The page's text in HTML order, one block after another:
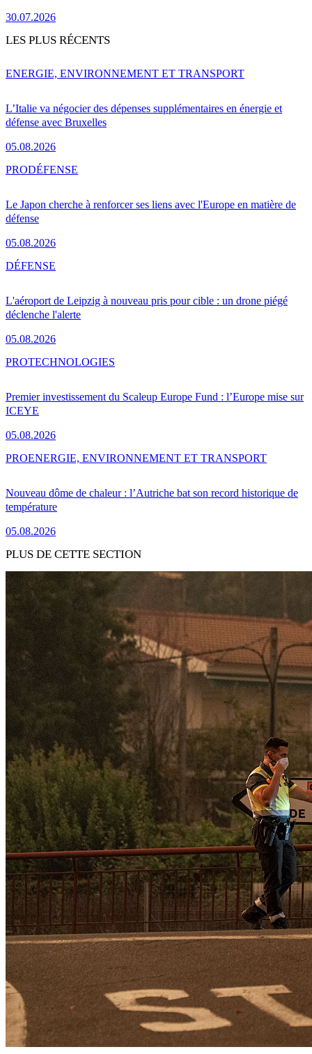
30.07.2026
LES PLUS RÉCENTS
L’Italie va négocier des dépenses supplémentaires en énergie et
défense avec Bruxelles
05.08.2026
ENERGIE, ENVIRONNEMENT ET TRANSPORT
Le Japon cherche à renforcer ses liens avec l'Europe en matière de
défense
05.08.2026
PRODÉFENSE
L'aéroport de Leipzig à nouveau pris pour cible : un drone piégé
déclenche l'alerte
05.08.2026
DÉFENSE
Premier investissement du Scaleup Europe Fund : l’Europe mise sur
ICEYE
05.08.2026
PROTECHNOLOGIES
Nouveau dôme de chaleur : l’Autriche bat son record historique de
température
05.08.2026
PROENERGIE, ENVIRONNEMENT ET TRANSPORT
PLUS DE CETTE SECTION